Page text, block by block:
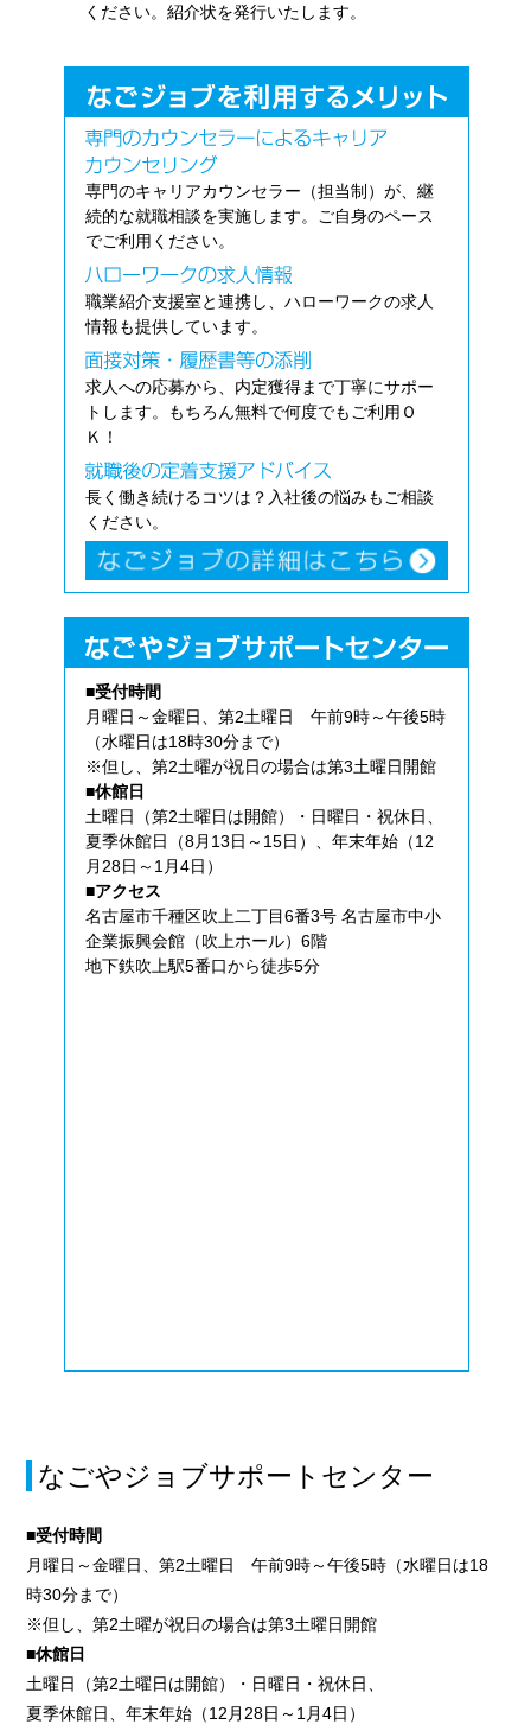
ください。紹介状を発行いたします。
専門のキャリアカウンセラー（担当制）が、継
続的な就職相談を実施します。ご自身のペース
でご利用ください。
職業紹介支援室と連携し、ハローワークの求人
情報も提供しています。
求人への応募から、内定獲得まで丁寧にサポー
トします。もちろん無料で何度でもご利用Ｏ
Ｋ！
長く働き続けるコツは？入社後の悩みもご相談
ください。
■受付時間
月曜日～金曜日、第2土曜日 午前9時～午後5時
（水曜日は18時30分まで）
※但し、第2土曜が祝日の場合は第3土曜日開館
■休館日
土曜日（第2土曜日は開館）・日曜日・祝休日、
夏季休館日（8月13日～15日）、年末年始（12
月28日～1月4日）
■アクセス
名古屋市千種区吹上二丁目6番3号 名古屋市中小
企業振興会館（吹上ホール）6階
地下鉄吹上駅5番口から徒歩5分
なごやジョブサポートセンター
■受付時間
月曜日～金曜日、第2土曜日 午前9時～午後5時（水曜日は18
時30分まで）
※但し、第2土曜が祝日の場合は第3土曜日開館
■休館日
土曜日（第2土曜日は開館）・日曜日・祝休日、
夏季休館日、年末年始（12月28日～1月4日）